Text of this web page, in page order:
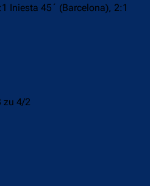
Iniesta 45´ (Barcelona), 2:1
zu 4/2